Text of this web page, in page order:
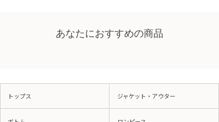
あなたにおすすめの商品
トップス ジャケット・アウター